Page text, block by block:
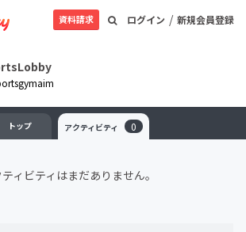
ログイン / 新規会員登録
資料請求
トップ アクティビティ 0
ィビティはまだありません。